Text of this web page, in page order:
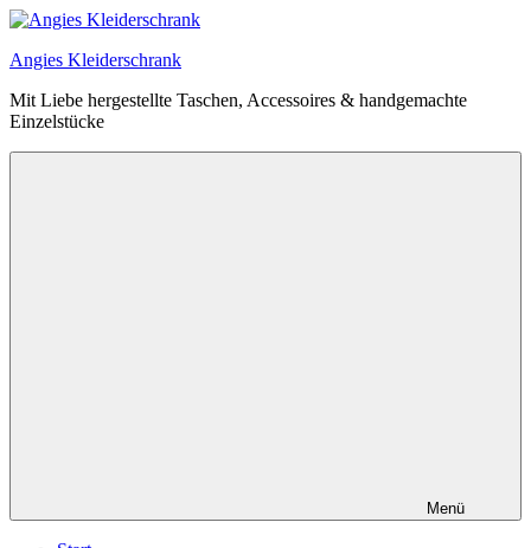
Zum
springen
Angies Kleiderschrank
Mit Liebe hergestellte Taschen, Accessoires & handgemachte
Einzelstücke
Menü